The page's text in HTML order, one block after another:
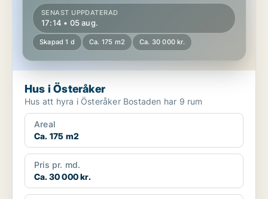
SENAST UPPDATERAD
17:14 • 05 aug.
Skapad 1 d Ca. 175 m2 Ca. 30 000 kr.
Hus i Österåker
Hus att hyra i Österåker Bostaden har 9 rum
Areal
Ca. 175 m2
Pris pr. md.
Ca. 30 000 kr.